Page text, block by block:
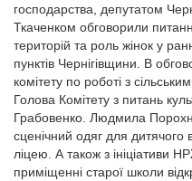
господарства, депутатом
Ткаченком обговорили
територій та роль жінок у
пунктів Чернігівщини. В
комітету по роботі з
Голова Комітету з питань
Грабовенко. Людмила
сценічний одяг для дитячого
ліцею. А також з ініціативи
приміщенні старої школи